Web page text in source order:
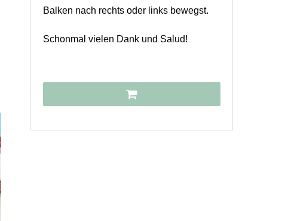
Balken nach rechts oder links bewegst.
Schonmal vielen Dank und Salud!